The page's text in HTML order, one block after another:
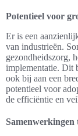
Potentieel voor
Er is een
van industrieën.
gezondheidszorg,
implementatie. Dit
ook bij aan een
potentieel voor
de efficiëntie en
Samenwerkingen